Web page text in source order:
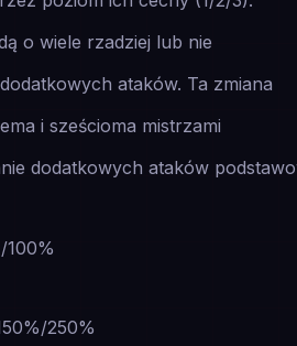
o wiele rzadziej lub nie
ataków. Ta zmiana
i sześcioma mistrzami
dodatkowych ataków
250%